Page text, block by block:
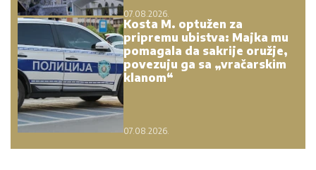
07.08.2026.
Kosta M. optužen za
pripremu ubistva: Majka mu
pomagala da sakrije oružje,
povezuju ga sa „vračarskim
klanom“
07.08.2026.